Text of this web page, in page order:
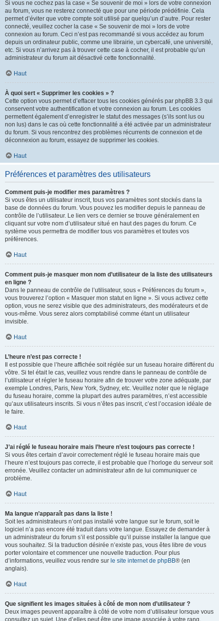
Si vous ne cochez pas la case « Se souvenir de moi » lors de votre connexion
au forum, vous ne resterez connecté que pour une période prédéfinie. Cela
permet d’éviter que votre compte soit utilisé par quelqu’un d’autre. Pour rester
connecté, veuillez cocher la case « Se souvenir de moi » lors de votre
connexion au forum. Ceci n’est pas recommandé si vous accédez au forum
depuis un ordinateur public, comme une librairie, un cybercafé, une université,
etc. Si vous n’arrivez pas à trouver cette case à cocher, il est probable qu’un
administrateur du forum ait désactivé cette fonctionnalité.
Haut
À quoi sert « Supprimer les cookies » ?
Cette option vous permet d’effacer tous les cookies générés par phpBB 3.3 qui
conservent votre authentification et votre connexion au forum. Les cookies
permettent également d’enregistrer le statut des messages (s’ils sont lus ou
non lus) dans le cas où cette fonctionnalité a été activée par un administrateur
du forum. Si vous rencontrez des problèmes récurrents de connexion et de
déconnexion au forum, essayez de supprimer les cookies.
Haut
Préférences et paramètres des utilisateurs
Comment puis-je modifier mes paramètres ?
Si vous êtes un utilisateur inscrit, tous vos paramètres sont stockés dans la
base de données du forum. Vous pouvez les modifier depuis le panneau de
contrôle de l’utilisateur. Le lien vers ce dernier se trouve généralement en
cliquant sur votre nom d’utilisateur situé en haut des pages du forum. Ce
système vous permettra de modifier tous vos paramètres et toutes vos
préférences.
Haut
Comment puis-je masquer mon nom d’utilisateur de la liste des utilisateurs
en ligne ?
Dans le panneau de contrôle de l’utilisateur, sous « Préférences du forum »,
vous trouverez l’option « Masquer mon statut en ligne ». Si vous activez cette
option, vous ne serez visible que des administrateurs, des modérateurs et de
vous-même. Vous serez alors comptabilisé comme étant un utilisateur
invisible.
Haut
L’heure n’est pas correcte !
Il est possible que l’heure affichée soit réglée sur un fuseau horaire différent du
vôtre. Si tel était le cas, veuillez vous rendre dans le panneau de contrôle de
l’utilisateur et régler le fuseau horaire afin de trouver votre zone adéquate, par
exemple Londres, Paris, New York, Sydney, etc. Veuillez noter que le réglage
du fuseau horaire, comme la plupart des autres paramètres, n’est accessible
qu’aux utilisateurs inscrits. Si vous n’êtes pas inscrit, c’est l’occasion idéale de
le faire.
Haut
J’ai réglé le fuseau horaire mais l’heure n’est toujours pas correcte !
Si vous êtes certain d’avoir correctement réglé le fuseau horaire mais que
l’heure n’est toujours pas correcte, il est probable que l’horloge du serveur soit
erronée. Veuillez contacter un administrateur afin de lui communiquer ce
problème.
Haut
Ma langue n’apparaît pas dans la liste !
Soit les administrateurs n’ont pas installé votre langue sur le forum, soit le
logiciel n’a pas encore été traduit dans votre langue. Essayez de demander à
un administrateur du forum s’il est possible qu’il puisse installer la langue que
vous souhaitez. Si la traduction désirée n’existe pas, vous êtes libre de vous
porter volontaire et commencer une nouvelle traduction. Pour plus
d’informations, veuillez vous rendre sur le site internet de phpBB® (en
anglais).
Haut
Que signifient les images situées à côté de mon nom d’utilisateur ?
Deux images peuvent apparaître à côté de votre nom d’utilisateur lorsque vous
consultez un sujet. Une d’elles peut être une image associée à votre rang,